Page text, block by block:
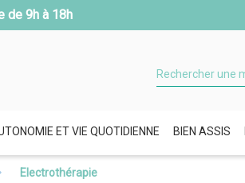
de 9h à 18h
ET VIE QUOTIDIENNE BIEN ASSIS
Electrothérapie